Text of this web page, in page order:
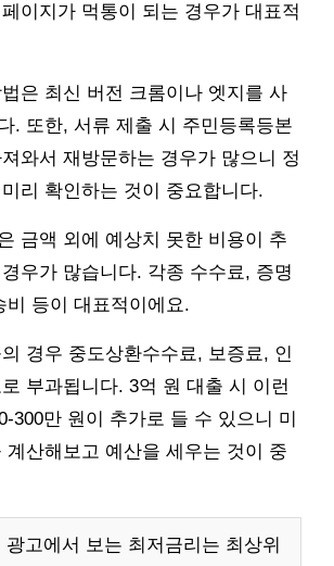
이지가 먹통이 되는 경우가 대표적
은 최신 버전 크롬이나 엣지를 사
. 또한, 서류 제출 시 주민등록등본
와서 재방문하는 경우가 많으니 정
리 확인하는 것이 중요합니다.
금액 외에 예상치 못한 비용이 추
우가 많습니다. 각종 수수료, 증명
비 등이 대표적이에요.
경우 중도상환수수료, 보증료, 인
부과됩니다. 3억 원 대출 시 이런
300만 원이 추가로 들 수 있으니 미
계산해보고 예산을 세우는 것이 중
광고에서 보는 최저금리는 최상위